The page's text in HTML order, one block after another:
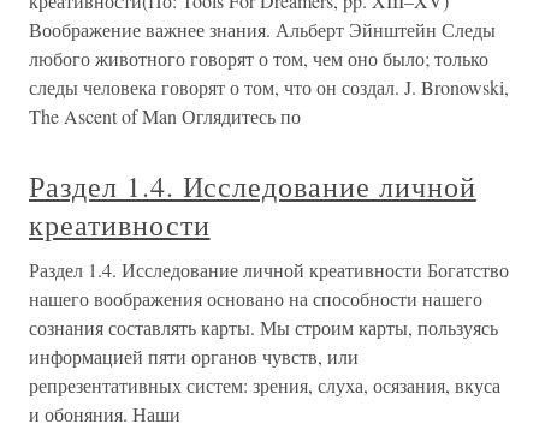
Воображение важнее знания. Альберт Эйнштейн Следы
любого животного говорят о том, чем оно было; только
следы человека говорят о том, что он создал. J. Bronowski,
The Ascent of Man Оглядитесь по
Раздел 1.4. Исследование личной
креативности
Раздел 1.4. Исследование личной креативности Богатство
нашего воображения основано на способности нашего
сознания составлять карты. Мы строим карты, пользуясь
информацией пяти органов чувств, или
репрезентативных систем: зрения, слуха, осязания, вкуса
и обоняния. Наши